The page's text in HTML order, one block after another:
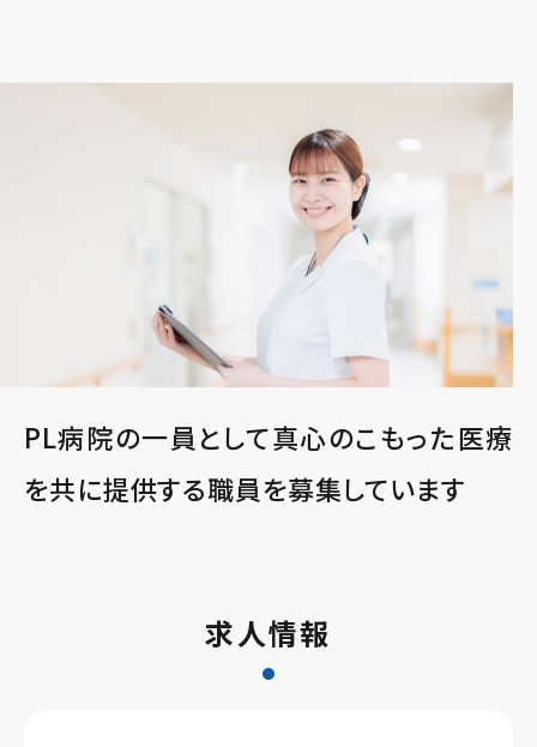
PL病院の一員として真心のこもった医療
を共に提供する職員を募集しています
求人情報